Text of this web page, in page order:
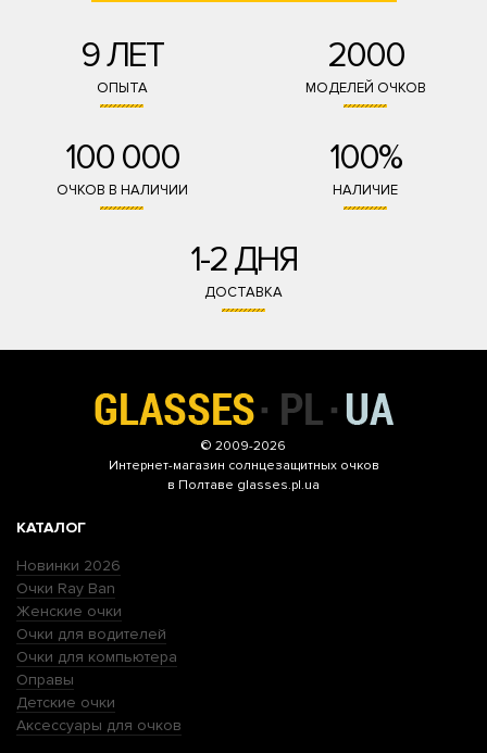
9 ЛЕТ
ОПЫТА
2000
МОДЕЛЕЙ ОЧКОВ
100 000
ОЧКОВ В НАЛИЧИИ
100%
НАЛИЧИЕ
1-2 ДНЯ
ДОСТАВКА
© 2009-2026
Интернет-магазин солнцезащитных очков
в Полтаве glasses.pl.ua
КАТАЛОГ
Новинки 2026
Очки Ray Ban
Женские очки
Очки для водителей
Очки для компьютера
Оправы
Детские очки
Аксессуары для очков